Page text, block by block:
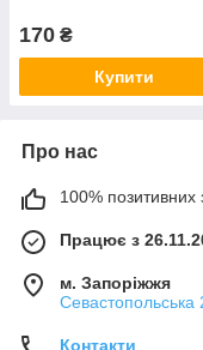
170 ₴
Купити
Про нас
100% позитивних
Працює з
м. Запоріжжя
Севастопольська
Контакти